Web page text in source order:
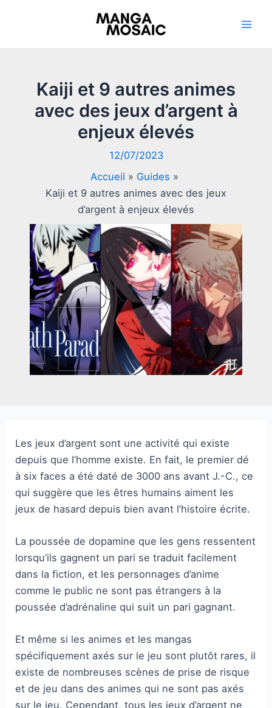
Kaiji et 9 autres animes
avec des jeux d’argent à
enjeux élevés
12/07/2023
Accueil
Guides
Kaiji et 9 autres animes avec des jeux
d’argent à enjeux élevés
Les jeux d’argent sont une activité qui existe
depuis que l’homme existe. En fait, le premier dé
à six faces a été daté de 3000 ans avant J.-C., ce
qui suggère que les êtres humains aiment les
jeux de hasard depuis bien avant l’histoire écrite.
La poussée de dopamine que les gens ressentent
lorsqu’ils gagnent un pari se traduit facilement
dans la fiction, et les personnages d’anime
comme le public ne sont pas étrangers à la
poussée d’adrénaline qui suit un pari gagnant.
Et même si les animes et les mangas
spécifiquement axés sur le jeu sont plutôt rares, il
existe de nombreuses scènes de prise de risque
et de jeu dans des animes qui ne sont pas axés
sur le jeu. Cependant, tous les jeux d’argent ne